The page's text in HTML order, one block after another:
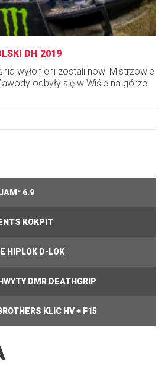
DH 2019
wyłonieni zostali nowi Mistrzowie
odbyły się w Wiśle na górze
6.9
KOKPIT
HIPLOK D-LOK
DMR DEATHGRIP
KLIC HV + F15